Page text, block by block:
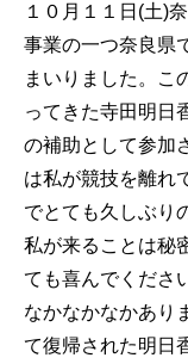
１０月１１日(土)
事業の一つ奈良県
まいりました。こ
ってきた寺田明日
の補助として参加
は私が競技を離れ
でとても久しぶり
私が来ることは秘
ても喜んでくださ
なかなかなかあり
て復帰された明日